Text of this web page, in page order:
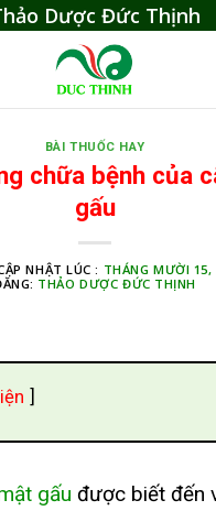
Dược Đức Thịnh
BÀI THUỐC HAY
chữa bệnh của
gấu
NHẬT LÚC : THÁNG MƯỜI 15,
THẢO DƯỢC ĐỨC THỊNH
gấu được biết đến